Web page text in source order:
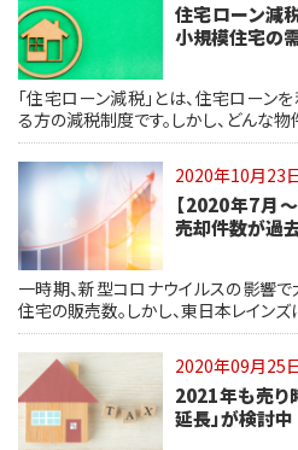
住宅ローン減
小規模住宅の
「住宅ローン減税」とは、住宅ローン
る方の減税制度です。しかし、どんな
2020年10月23
【2020年7月
売却件数が過
一時期、新型コロナウイルスの影響
住宅の販売数。しかし、東日本レイン
2020年09月25
2021年も売り
延長」が検討中